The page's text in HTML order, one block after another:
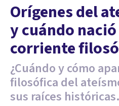
Orígenes del
y cuándo
corriente
¿Cuándo y cómo
filosófica del
sus raíces históricas.